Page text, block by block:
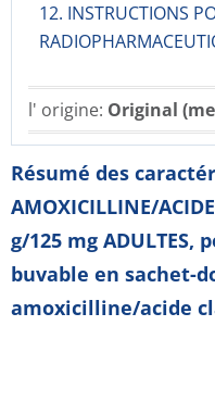
12. INSTRUCTIONS
l' origine: Original
Résumé des
AMOXICILLINE/
g/125 mg ADULTES,
buvable en sachet-
amoxicilline/acide